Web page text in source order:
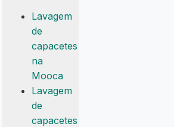
Lavagem
de
capacetes
na
Mooca
Lavagem
de
capacetes